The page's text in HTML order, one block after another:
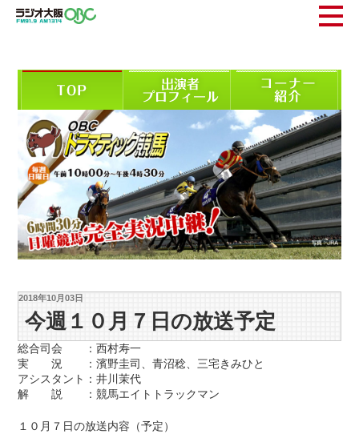
2018年10月03日
今週１０月７日の放送予定
総合司会 ：西村寿一
実 況 ：濱野圭司、青沼稔、三宅きみひと
アシスタント：井川茉代
解 説 ：競馬エイトトラックマン
１０月７日の放送内容（予定）